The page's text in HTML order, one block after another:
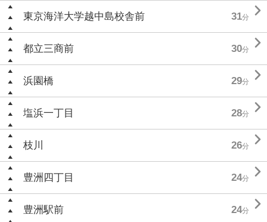
東京海洋大学越中島校舎前 31分 
都立三商前 30分 
浜園橋 29分 
塩浜一丁目 28分 
枝川 26分 
豊洲四丁目 24分 
豊洲駅前 24分 